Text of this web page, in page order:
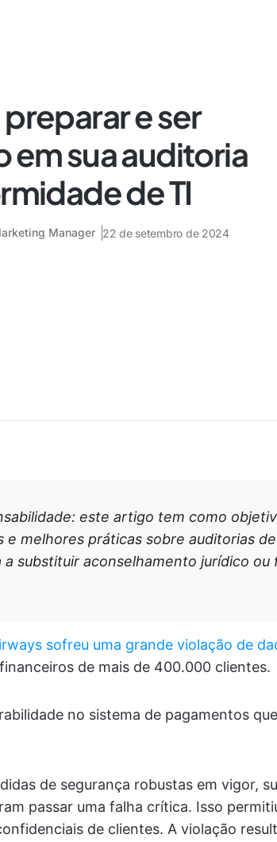
e ser
em sua auditoria
de TI
Manager 22 de setembro de 2024
este artigo tem como
e melhores práticas sobre auditorias
a substituir aconselhamento jurídico ou
sofreu uma grande violação de
de mais de 400.000 clientes.
no sistema de pagamentos
de segurança robustas em vigor,
passar uma falha crítica. Isso
de clientes. A violação